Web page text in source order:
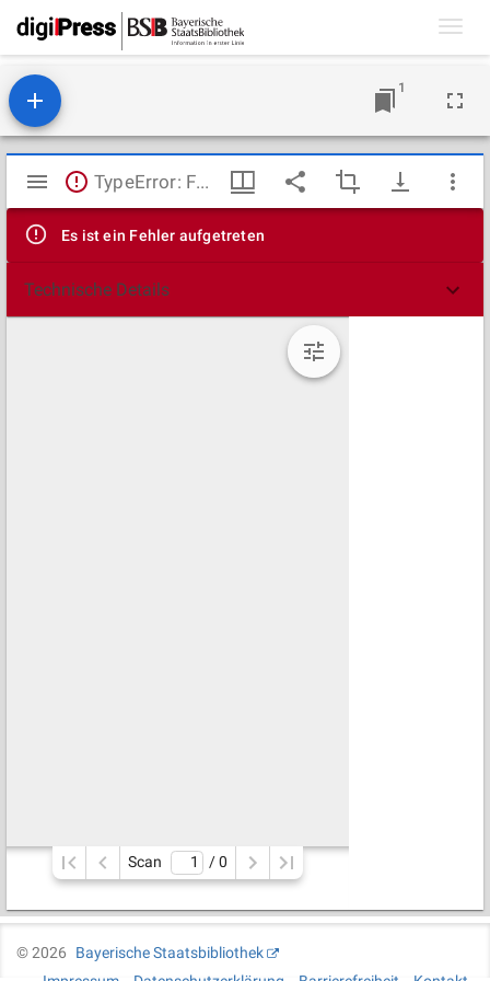
1
Mirador
Viewer
TypeError: Failed to fetch
Es ist ein Fehler aufgetreten
Technische Details
Scan / 0
©2026
Bayerische Staatsbibliothek